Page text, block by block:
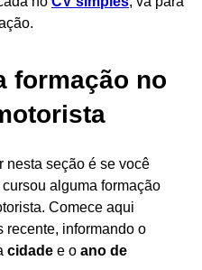
formação no
nesta seção é se você
alguma formação
Comece aqui
recente, informando o
cidade e o ano de